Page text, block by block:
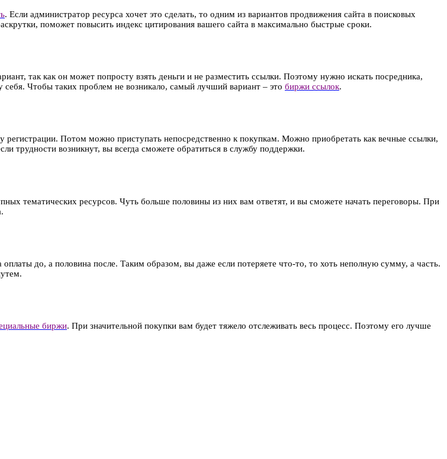
. Если администратор ресурса хочет это сделать, то одним из вариантов продвижения сайта в поисковых
поможет повысить индекс цитирования вашего сайта в максимально быстрые сроки.
так как он может попросту взять деньги и не разместить ссылки. Поэтому нужно искать посредника,
себя. Чтобы таких проблем не возникало, самый лучший вариант – это биржи ссылок.
Потом можно приступать непосредственно к покупкам. Можно приобретать как вечные ссылки,
трудности возникнут, вы всегда сможете обратиться в службу поддержки.
тематических ресурсов. Чуть больше половины из них вам ответят, и вы сможете начать переговоры. При
до, а половина после. Таким образом, вы даже если потеряете что-то, то хоть неполную сумму, а часть.
биржи. При значительной покупки вам будет тяжело отслеживать весь процесс. Поэтому его лучше